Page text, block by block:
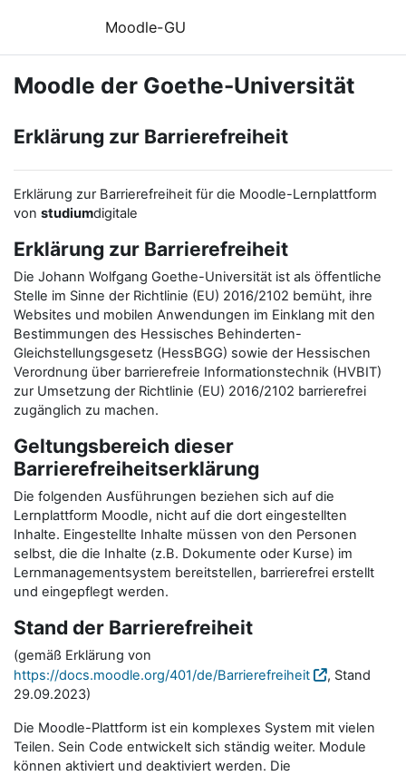
Moodle-GU
Moodle der Goethe-Universität
Erklärung zur Barrierefreiheit
Erklärung zur Barrierefreiheit für die Moodle-Lernplattform
von studiumdigitale
Erklärung zur Barrierefreiheit
Die Johann Wolfgang Goethe-Universität ist als öffentliche
Stelle im Sinne der Richtlinie (EU) 2016/2102 bemüht, ihre
Websites und mobilen Anwendungen im Einklang mit den
Bestimmungen des Hessisches Behinderten-
Gleichstellungsgesetz (HessBGG) sowie der Hessischen
Verordnung über barrierefreie Informationstechnik (HVBIT)
zur Umsetzung der Richtlinie (EU) 2016/2102 barrierefrei
zugänglich zu machen.
Geltungsbereich dieser
Barrierefreiheitserklärung
Die folgenden Ausführungen beziehen sich auf die
Lernplattform Moodle, nicht auf die dort eingestellten
Inhalte. Eingestellte Inhalte müssen von den Personen
selbst, die die Inhalte (z.B. Dokumente oder Kurse) im
Lernmanagementsystem bereitstellen, barrierefrei erstellt
und eingepflegt werden.
Stand der Barrierefreiheit
(gemäß Erklärung von
https://docs.moodle.org/401/de/Barrierefreiheit
, Stand
29.09.2023)
Die Moodle-Plattform ist ein komplexes System mit vielen
Teilen. Sein Code entwickelt sich ständig weiter. Module
können aktiviert und deaktiviert werden. Die